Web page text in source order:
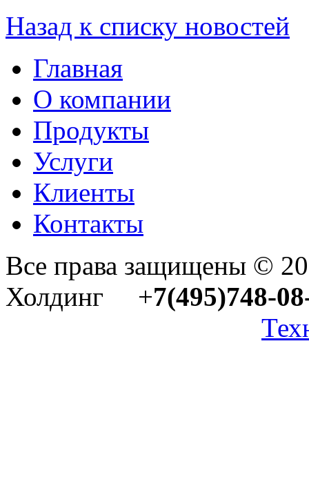
Назад к списку новостей
Главная
О компании
Продукты
Услуги
Клиенты
Контакты
Все права защищены ©
Холдинг +7(495)748-